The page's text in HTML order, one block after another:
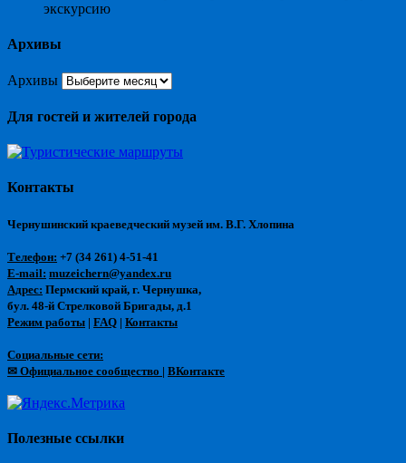
экскурсию
Архивы
Архивы
Для гостей и жителей города
Контакты
Чернушинский краеведческий музей им. В.Г. Хлопина
Телефон: +7 (34 261) 4-51-41
E-mail: muzeichern@yandex.ru
Адрес: Пермский край, г. Чернушка,
бул. 48-й Стрелковой Бригады, д.1
Режим работы | FAQ | Контакты
Социальные сети:
✉ Официальное сообщество | ВКонтакте
Полезные ссылки